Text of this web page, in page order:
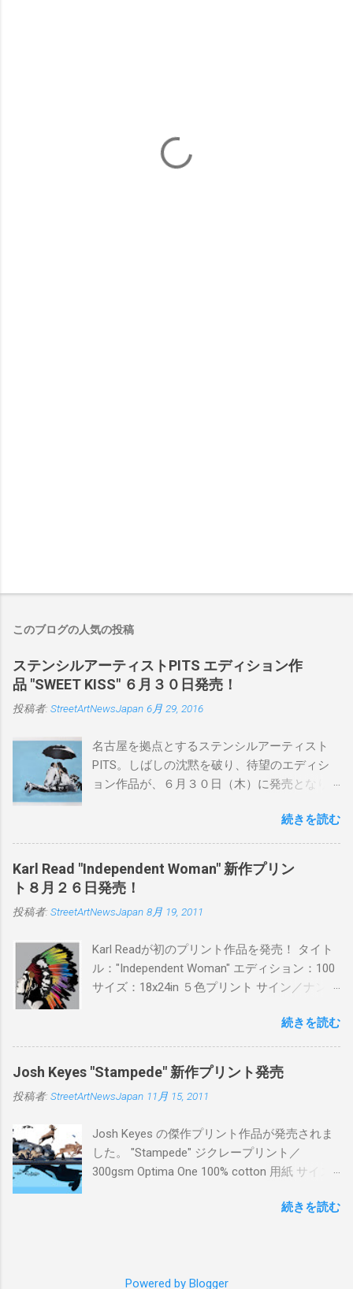
このブログの人気の投稿
ステンシルアーティストPITS エディション作
品 "SWEET KISS" ６月３０日発売！
投稿者: StreetArtNewsJapan 6月 29, 2016
名古屋を拠点とするステンシルアーティスト
PITS。しばしの沈黙を破り、待望のエディシ
ョン作品が、６月３０日（木）に発売となり
品に落とし込むスタイルは今作でも健在。(
PITSの過去記事はこちらから ) 発売日：6月30
日(木)19時 タイトル：SWEET KISS カラー：
BLUE/MINT GREEN/PINK/YELLOW エディショ
ン：各色５ サイズ：800mm × 550mm 価格：
¥16,000(¥17,280) 購入は、 こちら から
続きを読む
Karl Read "Independent Woman" 新作プリン
ト８月２６日発売！
投稿者: StreetArtNewsJapan 8月 19, 2011
Karl Readが初のプリント作品を発売！ タイト
ル："Independent Woman" エディション：100
サイズ：18x24in ５色プリント サイン／ナンバ
ドフィニッシュバージョン（エディション：
25）$125 購入は８月２６日に こちら から
続きを読む
Josh Keyes "Stampede" 新作プリント発売
投稿者: StreetArtNewsJapan 11月 15, 2011
Josh Keyes の傑作プリント作品が発売されま
した。 "Stampede" ジクレープリント／
300gsm Optima One 100% cotton 用紙 サイズ:
ィション：350 価格: $350 + 送料 購入は こち
続きを読む
Powered by Blogger